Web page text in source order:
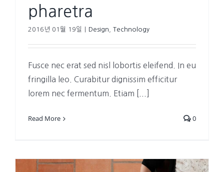
pharetra
2016년 01월 19일 Design Technology
Fusce nec erat sed nisl lobortis eleifend. In eu
fringilla leo. Curabitur dignissim efficitur
lorem nec fermentum. Etiam [...]
Read More 0